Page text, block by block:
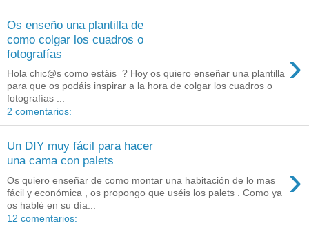
Os enseño una plantilla de
como colgar los cuadros o
fotografías
›
Hola chic@s como estáis ? Hoy os quiero enseñar una plantilla
para que os podáis inspirar a la hora de colgar los cuadros o
fotografías ...
2 comentarios:
Un DIY muy fácil para hacer
una cama con palets
›
Os quiero enseñar de como montar una habitación de lo mas
fácil y económica , os propongo que uséis los palets . Como ya
os hablé en su día...
12 comentarios: